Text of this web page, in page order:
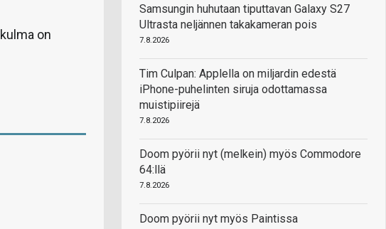
on
Samsungin huhutaan tiputtavan Galaxy S27
Ultrasta neljännen takakameran pois
7.8.2026
Tim Culpan: Applella on miljardin edestä
iPhone-puhelinten siruja odottamassa
muistipiirejä
7.8.2026
Doom pyörii nyt (melkein) myös Commodore
64:llä
7.8.2026
Doom pyörii nyt myös Paintissa